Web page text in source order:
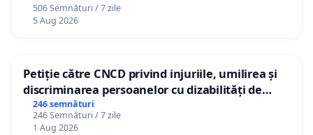
506 Semnături / 7 zile
5 Aug 2026
Petiție către CNCD privind injuriile, umilirea și
discriminarea persoanelor cu dizabilități de
către utilizatorul TikTok „Gorici”
246 semnături
246 Semnături / 7 zile
1 Aug 2026